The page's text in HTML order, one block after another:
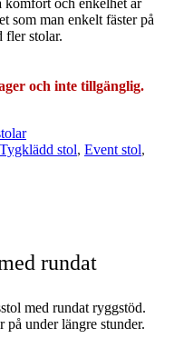
komfort och enkelhet är
som man enkelt fäster på
fler stolar.
och inte tillgänglig.
Tygklädd stol, Event stol,
rundat
med rundat ryggstöd.
på under längre stunder.